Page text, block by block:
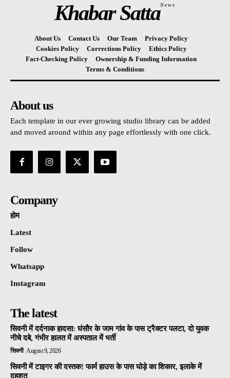
Khabar SattaNews
About Us Contact Us Our Team
Privacy Policy
Cookies Policy
Corrections Policy
Ethics Policy
Fact-Checking Policy
Ownership & Funding Information
Terms & Conditions
About us
Each template in our ever growing studio library can be added
and moved around within any page effortlessly with one click.
Company
होम
Latest
Follow
Whatsapp
Instagram
The latest
सिवनी में दर्दनाक हादसा: घंसौर के जाम गांव के पास ट्रैक्टर पलटा, दो युवक
नीचे दबे, गंभीर हालत में अस्पताल में भर्ती
सिवनी August 9, 2026
सिवनी में टाइगर की दस्तक! फार्म हाउस के पास घोड़े का शिकार, इलाके में
दहशत